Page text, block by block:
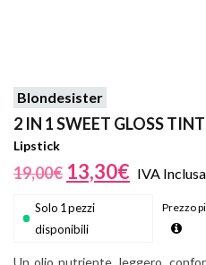
Blondesister
2 IN 1 SWEET GLOSS
Lipstick
19,00€ 13,30€ IVA Inclusa
Solo 1 pezzi
disponibili
Prezzo